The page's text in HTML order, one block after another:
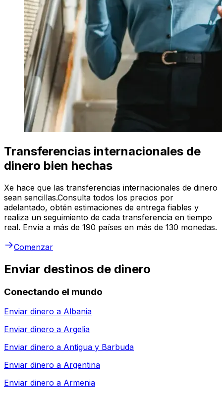
Transferencias internacionales de
dinero bien hechas
Xe hace que las transferencias internacionales de dinero
sean sencillas.Consulta todos los precios por
adelantado, obtén estimaciones de entrega fiables y
realiza un seguimiento de cada transferencia en tiempo
real. Envía a más de 190 países en más de 130 monedas.
Comenzar
Enviar destinos de dinero
Conectando el mundo
Enviar dinero a Albania
Enviar dinero a Argelia
Enviar dinero a Antigua y Barbuda
Enviar dinero a Argentina
Enviar dinero a Armenia